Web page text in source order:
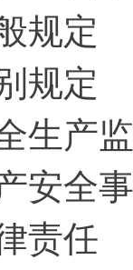
定
定
产监
全事
责任